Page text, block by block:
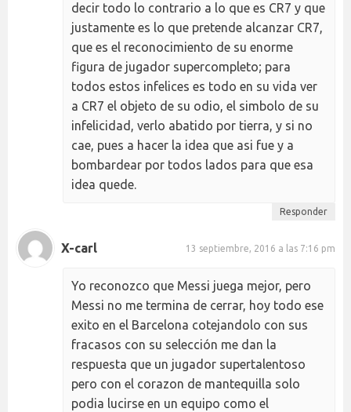
decir todo lo contrario a lo que es CR7 y que
justamente es lo que pretende alcanzar CR7,
que es el reconocimiento de su enorme
figura de jugador supercompleto; para
todos estos infelices es todo en su vida ver
a CR7 el objeto de su odio, el simbolo de su
infelicidad, verlo abatido por tierra, y si no
cae, pues a hacer la idea que asi fue y a
bombardear por todos lados para que esa
idea quede.
Responder
X-carl 13 septiembre, 2016 a las 7:16 pm
Yo reconozco que Messi juega mejor, pero
Messi no me termina de cerrar, hoy todo ese
exito en el Barcelona cotejandolo con sus
fracasos con su selección me dan la
respuesta que un jugador supertalentoso
pero con el corazon de mantequilla solo
podia lucirse en un equipo como el